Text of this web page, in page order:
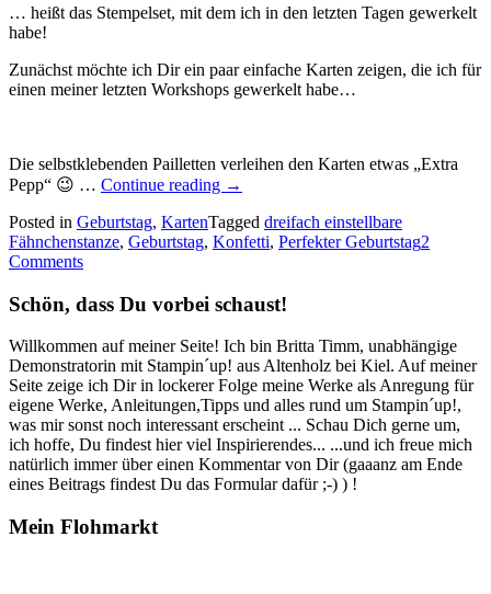
… heißt das Stempelset, mit dem ich in den letzten Tagen gewerkelt
habe!
Zunächst möchte ich Dir ein paar einfache Karten zeigen, die ich für
einen meiner letzten Workshops gewerkelt habe…
Die selbstklebenden Pailletten verleihen den Karten etwas „Extra
Pepp“ 😉 … Continue reading
„Perfekter
…“
→
Posted in Geburtstag, KartenTagged dreifach einstellbare
Fähnchenstanze, Geburtstag, Konfetti, Perfekter Geburtstag2
Comments
Schön, dass Du vorbei schaust!
Willkommen auf meiner Seite! Ich bin Britta Timm, unabhängige
Demonstratorin mit Stampin´up! aus Altenholz bei Kiel. Auf meiner
Seite zeige ich Dir in lockerer Folge meine Werke als Anregung für
eigene Werke, Anleitungen,Tipps und alles rund um Stampin´up!,
was mir sonst noch interessant erscheint ... Schau Dich gerne um,
ich hoffe, Du findest hier viel Inspirierendes... ...und ich freue mich
natürlich immer über einen Kommentar von Dir (gaaanz am Ende
eines Beitrags findest Du das Formular dafür ;-) ) !
Mein Flohmarkt